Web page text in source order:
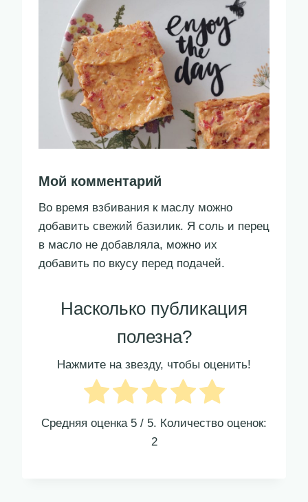
Мой комментарий
Во время взбивания к маслу можно
добавить свежий базилик. Я соль и перец
в масло не добавляла, можно их
добавить по вкусу перед подачей.
Насколько публикация
полезна?
Нажмите на звезду, чтобы оценить!
Средняя оценка 5 / 5. Количество оценок:
2